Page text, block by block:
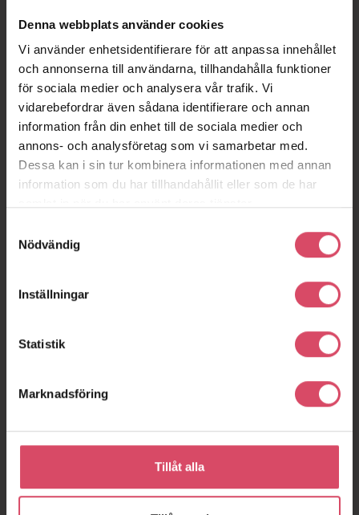
Denna webbplats använder cookies
Vi använder enhetsidentifierare för att anpassa innehållet
och annonserna till användarna, tillhandahålla funktioner
för sociala medier och analysera vår trafik. Vi
vidarebefordrar även sådana identifierare och annan
information från din enhet till de sociala medier och
annons- och analysföretag som vi samarbetar med.
Dessa kan i sin tur kombinera informationen med annan
information som du har tillhandahållit eller som de har
Nödvändig
Inställningar
Statistik
Marknadsföring
Tillåt alla